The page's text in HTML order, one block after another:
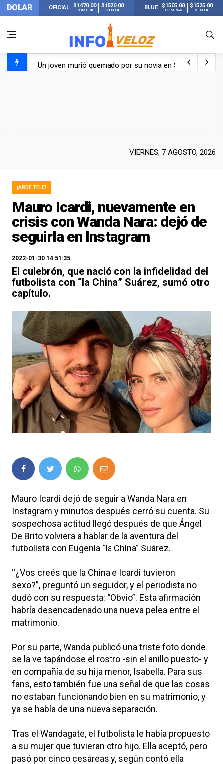
DOLAR OFICIAL $1470.00
COMPRA
$1520.00
VENTA BLUE $1505.00
COMPRA
$1525.00
VENTA
Un joven murió quemado por su novia en San Luis:
VIERNES, 7 AGOSTO, 2026
¡ARDE TELE!
Mauro Icardi, nuevamente en
crisis con Wanda Nara: dejó de
seguirla en Instagram
2022-01-30 14:51:35
El culebrón, que nació con la infidelidad del
futbolista con “la China” Suárez, sumó otro
capítulo.
Mauro Icardi dejó de seguir a Wanda Nara en
Instagram y minutos después cerró su cuenta. Su
sospechosa actitud llegó después de que Ángel
De Brito volviera a hablar de la aventura del
futbolista con Eugenia “la China” Suárez.
“¿Vos creés que la China e Icardi tuvieron
sexo?”, preguntó un seguidor, y el periodista no
dudó con su respuesta: “Obvio”. Esta afirmación
habría desencadenado una nueva pelea entre el
matrimonio.
Por su parte, Wanda publicó una triste foto donde
se la ve tapándose el rostro -sin el anillo puesto- y
en compañía de su hija menor, Isabella. Para sus
fans, esto también fue una señal de que las cosas
no estaban funcionando bien en su matrimonio, y
ya se habla de una nueva separación.
Tras el Wandagate, el futbolista le había propuesto
a su mujer que tuvieran otro hijo. Ella aceptó, pero
pasó por cinco cesáreas y, según contó ella